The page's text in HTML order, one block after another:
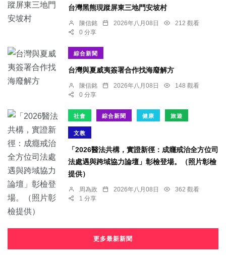
台灣黑熊現蹤屏東三地門安坡村
陳信銘 2026年八月08日
212 觀看
0 分享
綜合新聞
台灣與夏威夷簽署合作找海廢解方
陳信銘 2026年八月08日
148 觀看
0 分享
社會 綜合新聞 健康 旅遊
文教
「2026醫法共構，實證新徑：成癮戒治全方位司
法處遇與跨域協力論壇」彰檢登場。（照片彰檢
提供）
周為政 2026年八月08日
362 觀看
1 分享
更多最新新聞